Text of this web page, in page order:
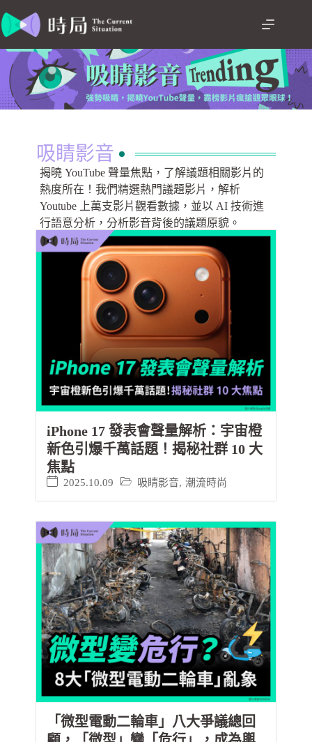
吸睛影音
揭曉 YouTube 聲量焦點，了解議題相關影片的
熱度所在！我們精選熱門議題影片，解析
Youtube 上萬支影片觀看數據，並以 AI 技術進
行語意分析，分析影音背後的議題原貌。
iPhone 17 發表會聲量解析：宇宙橙
新色引爆千萬話題！揭秘社群 10 大
焦點
2025.10.09 吸睛影音, 潮流時尚
「微型電動二輪車」八大爭議總回